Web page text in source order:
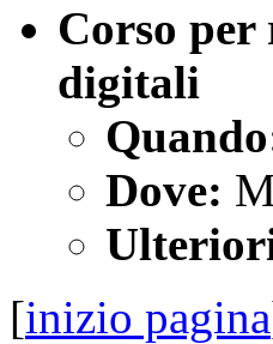
Corso per
digitali
Dove:
[inizio pagina